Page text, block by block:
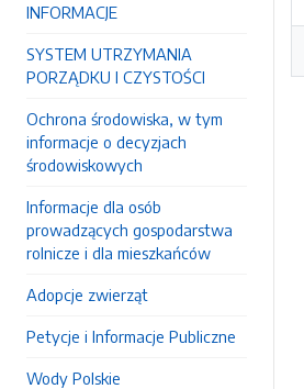
INFORMACJE
SYSTEM UTRZYMANIA
PORZĄDKU I CZYSTOŚCI
Ochrona środowiska, w tym
informacje o decyzjach
środowiskowych
Informacje dla osób
prowadzących gospodarstwa
rolnicze i dla mieszkańców
Adopcje zwierząt
Petycje i Informacje Publiczne
Wody Polskie